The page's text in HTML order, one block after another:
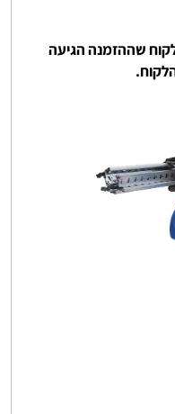
שההזמנה הגיעה